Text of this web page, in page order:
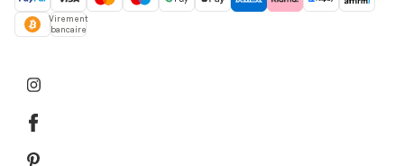
Virement
bancaire